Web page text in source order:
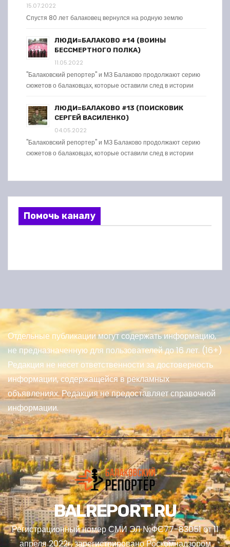
15.07.2022
Спустя 80 лет балаковец вернулся на родную землю
ЛЮДИ=БАЛАКОВО #14 (ВОИНЫ
БЕССМЕРТНОГО ПОЛКА)
11.05.2022
"Балаковский репортер" и МЗ Балаково продолжают серию
сюжетов о балаковцах, которые оставили след в истории
ЛЮДИ=БАЛАКОВО #13 (ПОИСКОВИК
СЕРГЕЙ ВАСИЛЕНКО)
04.05.2022
"Балаковский репортер" и МЗ Балаково продолжают серию
сюжетов о балаковцах, которые оставили след в истории
Помочь каналу
Отдельные публикации могут содержать информацию,
не предназначенную для пользователей до 16 лет. (16+)
Редакция не несет ответственности за достоверность
информации, содержащейся в рекламных
объявлениях. Редакция не предоставляет справочной
информации.
BALREPORT.RU
Регистрационный номер СМИ ЭЛ №ФС77-83051 от 11
апреля 2022г, зарегистрировано Роскомнадзором